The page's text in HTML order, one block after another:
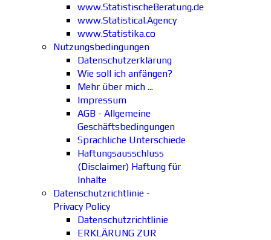
www.StatistischeBeratung.de
www.Statistical.Agency
www.Statistika.co
Nutzungsbedingungen
Datenschutzerklärung
Wie soll ich anfängen?
Mehr über mich ...
Impressum
AGB - Allgemeine
Geschäftsbedingungen
Sprachliche Unterschiede
Haftungsausschluss
(Disclaimer) Haftung für
Inhalte
Datenschutzrichtlinie -
Privacy Policy
Datenschutzrichtlinie
ERKLÄRUNG ZUR